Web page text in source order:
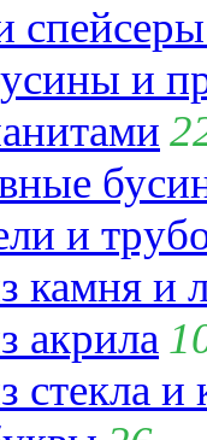
и
и
камня и
акрила
стекла и